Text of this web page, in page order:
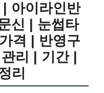
아이라인반
신 | 눈썹타
격 | 반영구
리 | 기간 |
리